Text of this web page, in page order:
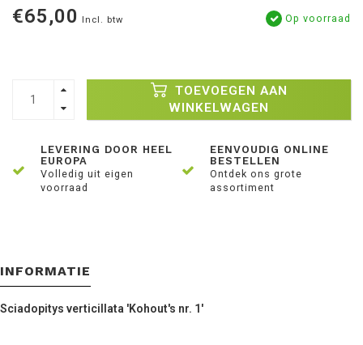
€65,00 Incl. btw Op voorraad
TOEVOEGEN AAN
WINKELWAGEN
LEVERING DOOR HEEL
EUROPA
Volledig uit eigen
voorraad
EENVOUDIG ONLINE
BESTELLEN
Ontdek ons grote
assortiment
INFORMATIE
Sciadopitys verticillata 'Kohout's nr. 1'